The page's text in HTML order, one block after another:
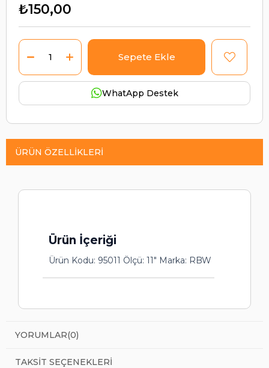
₺150,00
WhatApp Destek
ÜRÜN ÖZELLIKLERI
Ürün İçeriği
Ürün Kodu: 95011 Ölçü: 11" Marka: RBW
YORUMLAR(0)
TAKSIT SEÇENEKLERI